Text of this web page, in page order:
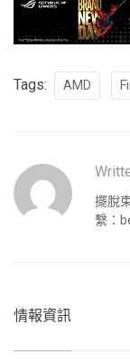
Tags: AMD
擺脫
繫：
情報資訊